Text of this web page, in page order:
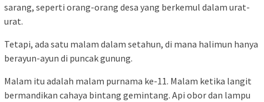
sarang, seperti orang-orang desa yang berkemul dalam urat-
urat.
Tetapi, ada satu malam dalam setahun, di mana halimun hanya
berayun-ayun di puncak gunung.
Malam itu adalah malam purnama ke-11. Malam ketika langit
bermandikan cahaya bintang gemintang. Api obor dan lampu